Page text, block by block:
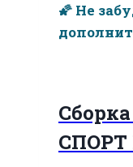
🌠 Не
СПОРТ